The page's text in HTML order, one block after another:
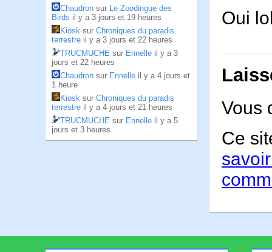
Chaudron sur Le Zoodingue des
Birds il y a 3 jours et 19 heures
Kiosk sur Chroniques du paradis
terrestre il y a 3 jours et 22 heures
TRUCMUCHE sur Ennelle il y a 3
jours et 22 heures
Chaudron sur Ennelle il y a 4 jours et
1 heure
Kiosk sur Chroniques du paradis
terrestre il y a 4 jours et 21 heures
TRUCMUCHE sur Ennelle il y a 5
jours et 3 heures
Oui
Vous
Ce